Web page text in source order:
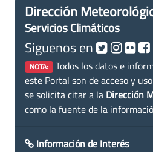
Dirección
Servicios Climáticos
Siguenos en
NOTA: Todos los datos e
este Portal son de acceso y
se solicita citar a la Dirección
como la fuente de la
Información de Interés